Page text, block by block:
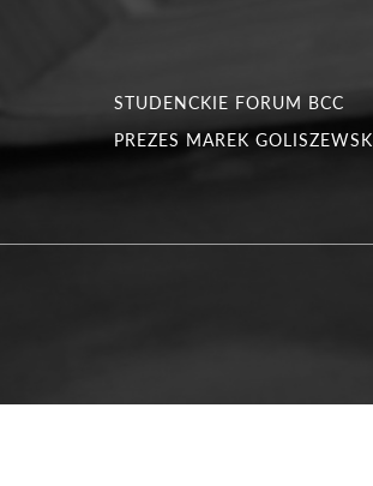
STUDENCKIE FORUM BCC
PREZES MAREK GOLISZEWSKI